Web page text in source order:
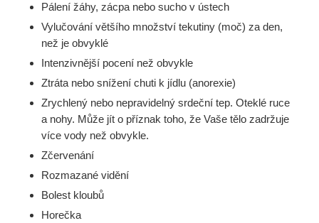
Pálení žáhy, zácpa nebo sucho v ústech
Vylučování většího množství tekutiny (moč) za den,
než je obvyklé
Intenzivnější pocení než obvykle
Ztráta nebo snížení chuti k jídlu (anorexie)
Zrychlený nebo nepravidelný srdeční tep. Oteklé ruce
a nohy. Může jít o příznak toho, že Vaše tělo zadržuje
více vody než obvykle.
Zčervenání
Rozmazané vidění
Bolest kloubů
Horečka